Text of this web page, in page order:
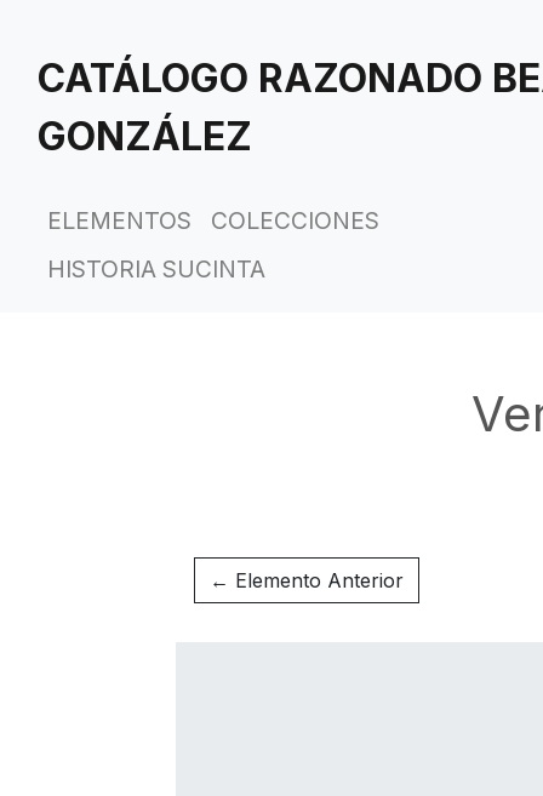
contenido
CATÁLOGO RAZONADO
GONZÁLEZ
ELEMENTOS
COLECCIONES
HISTORIA SUCINTA
← Elemento Anterior